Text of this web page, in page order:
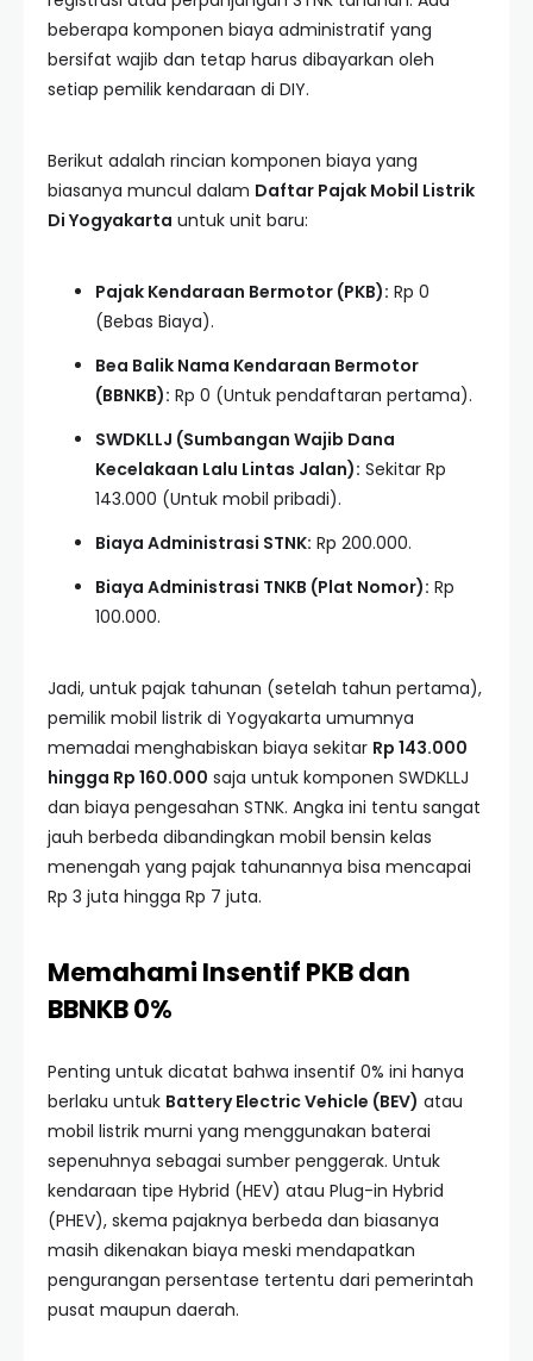
beberapa komponen biaya administratif yang
bersifat wajib dan tetap harus dibayarkan oleh
setiap pemilik kendaraan di DIY.
Berikut adalah rincian komponen biaya yang
biasanya muncul dalam Daftar Pajak Mobil Listrik
Di Yogyakarta untuk unit baru:
Pajak Kendaraan Bermotor (PKB): Rp 0
(Bebas Biaya).
Bea Balik Nama Kendaraan Bermotor
(BBNKB): Rp 0 (Untuk pendaftaran pertama).
SWDKLLJ (Sumbangan Wajib Dana
Kecelakaan Lalu Lintas Jalan): Sekitar Rp
143.000 (Untuk mobil pribadi).
Biaya Administrasi STNK: Rp 200.000.
Biaya Administrasi TNKB (Plat Nomor): Rp
100.000.
Jadi, untuk pajak tahunan (setelah tahun pertama),
pemilik mobil listrik di Yogyakarta umumnya
memadai menghabiskan biaya sekitar Rp 143.000
hingga Rp 160.000 saja untuk komponen SWDKLLJ
dan biaya pengesahan STNK. Angka ini tentu sangat
jauh berbeda dibandingkan mobil bensin kelas
menengah yang pajak tahunannya bisa mencapai
Rp 3 juta hingga Rp 7 juta.
Memahami Insentif PKB dan
BBNKB 0%
Penting untuk dicatat bahwa insentif 0% ini hanya
berlaku untuk Battery Electric Vehicle (BEV) atau
mobil listrik murni yang menggunakan baterai
sepenuhnya sebagai sumber penggerak. Untuk
kendaraan tipe Hybrid (HEV) atau Plug-in Hybrid
(PHEV), skema pajaknya berbeda dan biasanya
masih dikenakan biaya meski mendapatkan
pengurangan persentase tertentu dari pemerintah
pusat maupun daerah.